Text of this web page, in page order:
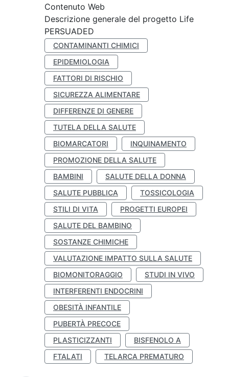
Contenuto Web
Descrizione generale del progetto Life
PERSUADED
CONTAMINANTI CHIMICI
EPIDEMIOLOGIA
FATTORI DI RISCHIO
SICUREZZA ALIMENTARE
DIFFERENZE DI GENERE
TUTELA DELLA SALUTE
BIOMARCATORI
INQUINAMENTO
PROMOZIONE DELLA SALUTE
BAMBINI
SALUTE DELLA DONNA
SALUTE PUBBLICA
TOSSICOLOGIA
STILI DI VITA
PROGETTI EUROPEI
SALUTE DEL BAMBINO
SOSTANZE CHIMICHE
VALUTAZIONE IMPATTO SULLA SALUTE
BIOMONITORAGGIO
STUDI IN VIVO
INTERFERENTI ENDOCRINI
OBESITÀ INFANTILE
PUBERTÀ PRECOCE
PLASTICIZZANTI
BISFENOLO A
FTALATI
TELARCA PREMATURO